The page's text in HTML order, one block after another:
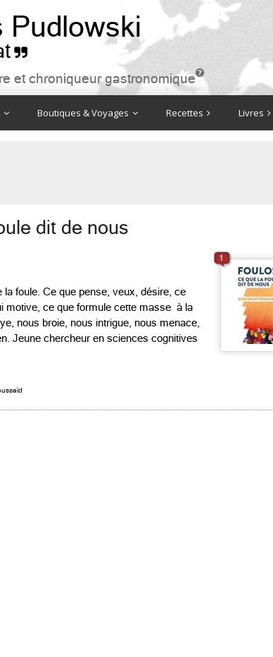
Pudlowski

et chroniqueur gastronomique

Boutiques & Voyages Recettes Livres
dit de nous
la foule. Ce que pense, veux, désire, ce
motive, ce que formule cette masse à la
nous broie, nous intrigue, nous menace,
Jeune chercheur en sciences cognitives
1